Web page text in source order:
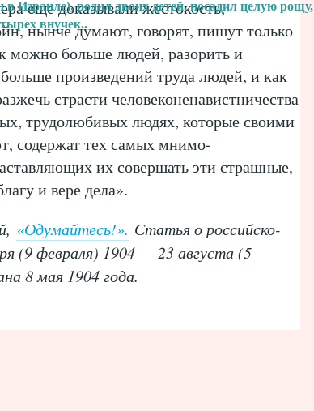
еще доказывали жестокость,
нынче думают, говорят, пишут только
можно больше людей, разорить и
произведений труда людей, и как
страсти человеконенавистничества
трудолюбивых людях, которые своими
содержат тех самых мнимо-
их совершать эти страшные,
и вере дела».
«Одумайтесь!». Статья о российско-
(9 февраля) 1904 — 23 августа (5
8 мая 1904 года.
Израиле), родил двоих детей, посадил целую рощу,
внучек..